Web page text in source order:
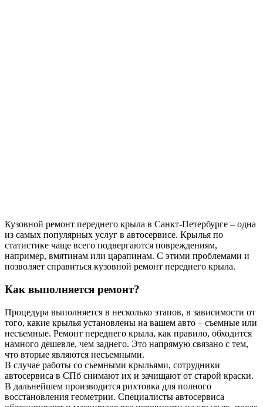
Кузовной ремонт переднего крыла в Санкт-Петербурге – одна
из самых популярных услуг в автосервисе. Крылья по
статистике чаще всего подвергаются повреждениям,
например, вмятинам или царапинам. С этими проблемами и
позволяет справиться кузовной ремонт переднего крыла.
Как выполняется ремонт?
Процедура выполняется в несколько этапов, в зависимости от
того, какие крылья установлены на вашем авто – съемные или
несъемные. Ремонт переднего крыла, как правило, обходится
намного дешевле, чем заднего. Это напрямую связано с тем,
что вторые являются несъемными.
В случае работы со съемными крыльями, сотрудники
автосервиса в СПб снимают их и зачищают от старой краски.
В дальнейшем производится рихтовка для полного
восстановления геометрии. Специалисты автосервиса